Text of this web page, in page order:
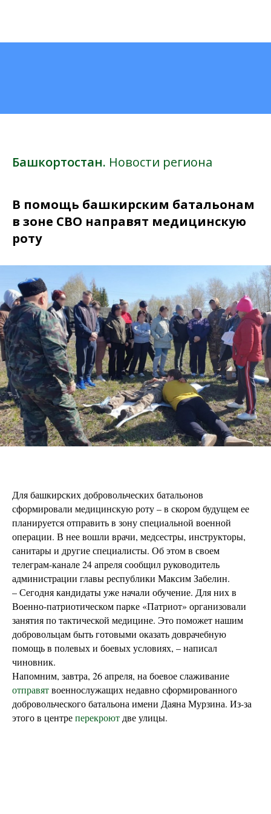
Башкортостан. Новости региона
В помощь башкирским батальонам
в зоне СВО направят медицинскую
роту
Для башкирских добровольческих батальонов
сформировали медицинскую роту – в скором будущем ее
планируется отправить в зону специальной военной
операции. В нее вошли врачи, медсестры, инструкторы,
санитары и другие специалисты. Об этом в своем
телеграм-канале 24 апреля сообщил руководитель
администрации главы республики Максим Забелин.
– Сегодня кандидаты уже начали обучение. Для них в
Военно-патриотическом парке «Патриот» организовали
занятия по тактической медицине. Это поможет нашим
добровольцам быть готовыми оказать доврачебную
помощь в полевых и боевых условиях, – написал
чиновник.
Напомним, завтра, 26 апреля, на боевое слаживание
отправятвоеннослужащих недавно сформированного
добровольческого батальона имени Даяна Мурзина. Из-за
этого в центреперекроют две улицы.